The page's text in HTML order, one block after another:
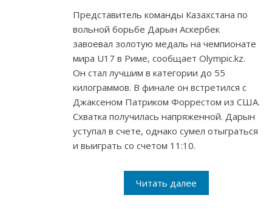
Представитель команды Казахстана по
вольной борьбе Дарын Аскербек
завоевал золотую медаль на чемпионате
мира U17 в Риме, сообщает Olympic.kz.
Он стал лучшим в категории до 55
килограммов. В финале он встретился с
Джаксеном Патриком Форрестом из США.
Схватка получилась напряженной. Дарын
уступал в счете, однако сумел отыграться
и выиграть со счетом 11:10.
Читать далее